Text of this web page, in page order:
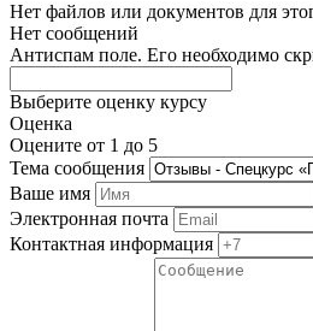
Нет файлов или документов для
Нет сообщений
Антиспам поле. Его необходимо
Выберите оценку курсу
Оценка
Оцените от 1 до 5
Тема сообщения
Ваше имя
Электронная почта
Контактная информация